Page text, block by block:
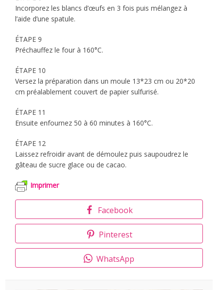
Incorporez les blancs d’œufs en 3 fois puis mélangez à
l’aide d’une spatule.
ÉTAPE 9
Préchauffez le four à 160°C.
ÉTAPE 10
Versez la préparation dans un moule 13*23 cm ou 20*20
cm préalablement couvert de papier sulfurisé.
ÉTAPE 11
Ensuite enfournez 50 à 60 minutes à 160°C.
ÉTAPE 12
Laissez refroidir avant de démoulez puis saupoudrez le
gâteau de sucre glace ou de cacao.
Imprimer
Facebook
Pinterest
WhatsApp